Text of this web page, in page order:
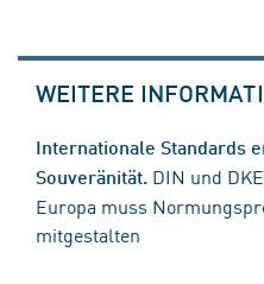
WEITERE
Internationale Standards
Souveränität. DIN und
Europa muss
mitgestalten